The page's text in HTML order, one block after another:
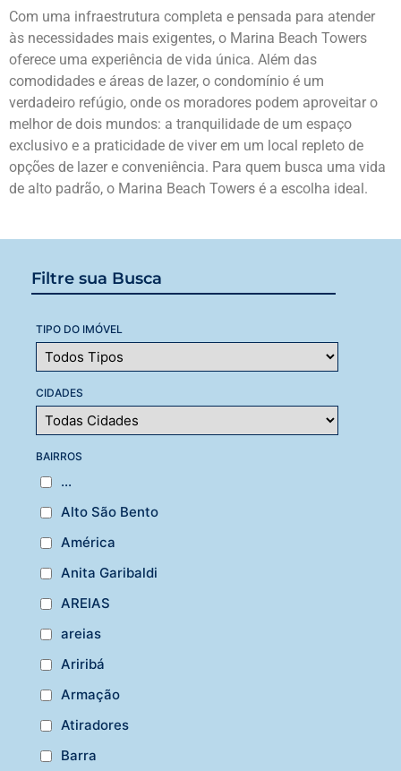
Filtre sua Busca
TIPO DO IMÓVEL
CIDADES
BAIRROS
...
Alto São Bento
América
Anita Garibaldi
AREIAS
areias
Ariribá
Armação
Atiradores
Barra
Com uma infraestrutura completa e pensada para atender
às necessidades mais exigentes, o Marina Beach Towers
oferece uma experiência de vida única. Além das
comodidades e áreas de lazer, o condomínio é um
verdadeiro refúgio, onde os moradores podem aproveitar o
melhor de dois mundos: a tranquilidade de um espaço
exclusivo e a praticidade de viver em um local repleto de
opções de lazer e conveniência. Para quem busca uma vida
de alto padrão, o Marina Beach Towers é a escolha ideal.